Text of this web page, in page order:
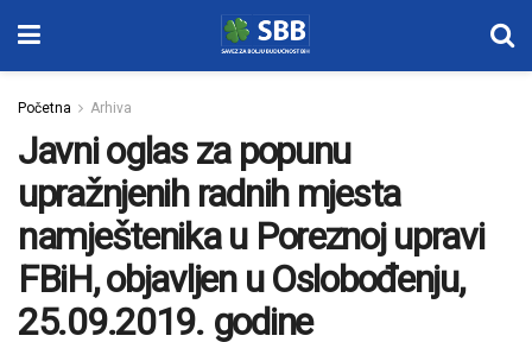
Početna Arhiva
Javni oglas za popunu
upražnjenih radnih mjesta
namještenika u Poreznoj upravi
FBiH, objavljen u Oslobođenju,
25.09.2019. godine